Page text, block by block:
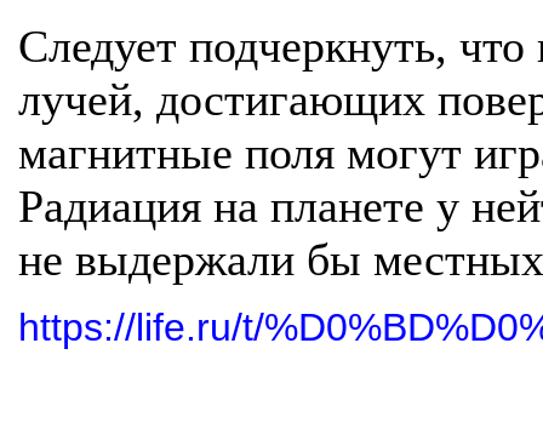
Следует подчеркнуть,
лучей, достигающих
магнитные поля могут
Радиация на планете у
не выдержали бы местных
https://life.ru/t/